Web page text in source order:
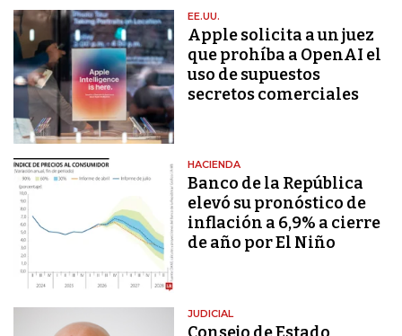
EE.UU.
Apple solicita a un juez
que prohíba a OpenAI el
uso de supuestos
secretos comerciales
HACIENDA
Banco de la República
elevó su pronóstico de
inflación a 6,9% a cierre
de año por El Niño
JUDICIAL
Consejo de Estado